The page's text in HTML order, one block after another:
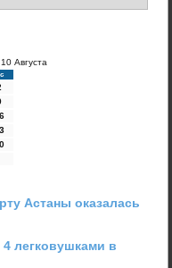
Августа
Астаны оказалась
легковушками в